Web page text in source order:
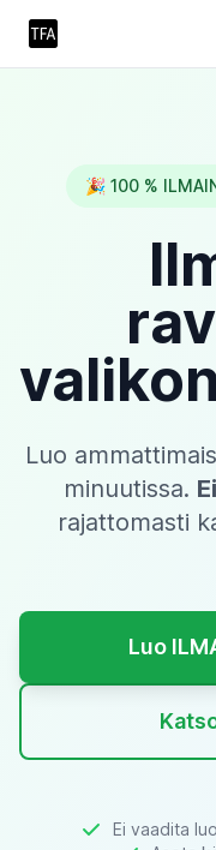
🎉 100 %
Luo
minuutissa.
rajattomasti
Luo
Ei vaadita